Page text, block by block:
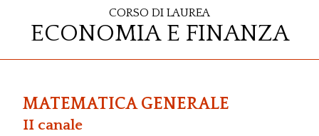
Corso di Laurea
Economia e Finanza
MATEMATICA GENERALE
II canale